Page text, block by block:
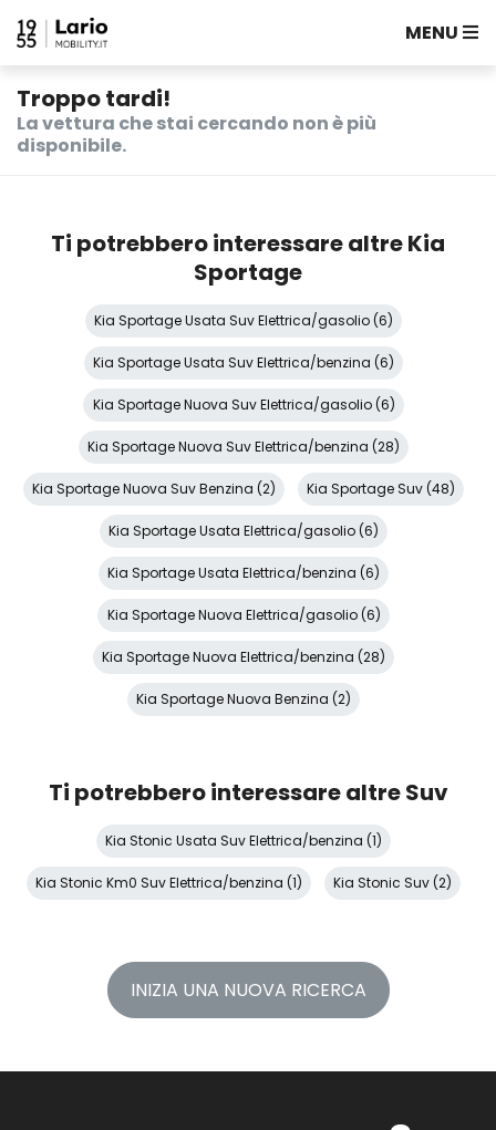
MENU
Troppo tardi!
La vettura che stai cercando non è più
disponibile.
Ti potrebbero interessare altre Kia
Sportage
Kia Sportage Usata Suv Elettrica/gasolio (6)
Kia Sportage Usata Suv Elettrica/benzina (6)
Kia Sportage Nuova Suv Elettrica/gasolio (6)
Kia Sportage Nuova Suv Elettrica/benzina (28)
Kia Sportage Nuova Suv Benzina (2) Kia Sportage Suv (48)
Kia Sportage Usata Elettrica/gasolio (6)
Kia Sportage Usata Elettrica/benzina (6)
Kia Sportage Nuova Elettrica/gasolio (6)
Kia Sportage Nuova Elettrica/benzina (28)
Kia Sportage Nuova Benzina (2)
Ti potrebbero interessare altre Suv
Kia Stonic Usata Suv Elettrica/benzina (1)
Kia Stonic Km0 Suv Elettrica/benzina (1) Kia Stonic Suv (2)
INIZIA UNA NUOVA RICERCA